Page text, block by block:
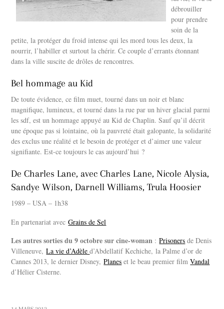
débrouiller
pour prendre
soin de la
petite, la protéger du froid intense qui les mord tous les deux, la
nourrir, l’habiller et surtout la chérir. Ce couple d’errants étonnant
dans la ville suscite de drôles de rencontres.
Bel hommage au Kid
De toute évidence, ce film muet, tourné dans un noir et blanc
magnifique, lumineux, et tourné dans la rue par un hiver glacial parmi
les sdf, est un hommage appuyé au Kid de Chaplin. Sauf qu’il décrit
une époque pas si lointaine, où la pauvreté était galopante, la solidarité
des exclus une réalité et le besoin de protéger et d’aimer une valeur
signifiante. Est-ce toujours le cas aujourd’hui ?
De Charles Lane, avec Charles Lane, Nicole Alysia,
Sandye Wilson, Darnell Williams, Trula Hoosier
1989 – USA – 1h38
En partenariat avecGrains de Sel
Les autres sorties du 9 octobre sur cine-woman :Prisoners de Denis
Villeneuve,La vie d’Adèled’Abdellatif Kechiche, la Palme d’or de
Cannes 2013, le dernier Disney,Planes et le beau premier filmVandal
d’Hélier Cisterne.